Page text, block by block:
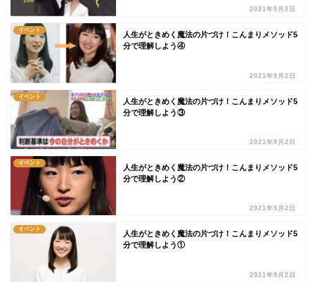
2021年9月2日
イベント
人生がときめく魔法の片づけ！こんまりメソッド5
分で理解しよう④
2021年9月2日
イベント
人生がときめく魔法の片づけ！こんまりメソッド5
分で理解しよう③
2021年9月2日
イベント
人生がときめく魔法の片づけ！こんまりメソッド5
分で理解しよう②
2021年9月2日
イベント
人生がときめく魔法の片づけ！こんまりメソッド5
分で理解しよう①
2021年9月2日